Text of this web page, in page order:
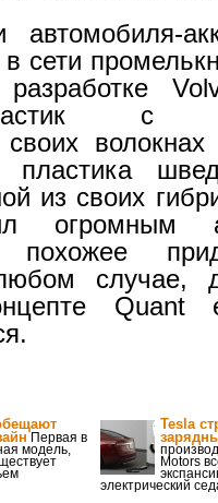
сети
с
волокнах
пластика
из своих
огромным
похожее
случае,
Quant
Первая в
модель,
Tesla
Motors
электрический